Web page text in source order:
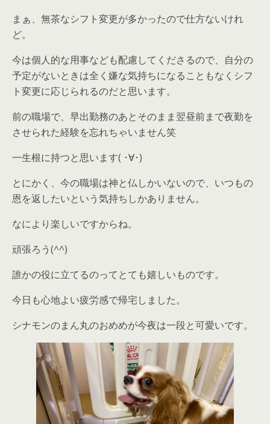
まぁ、無茶なシフト変更が多かったので仕方ないけれ
ど。
今は個人的な用事なども配慮してくださるので、自分の
予定がないときは全く嫌な気持ちになることもなくシフ
ト変更に応じられるのだと思います。
前の職場で、早出勤務のあとそのまま翌昼前まで夜勤を
させられた経験を忘れちゃいません笑
一生根に持つと思います( ･∀･)
とにかく、今の職場は神と仏しかいないので、いつもの
恩を返したいという気持ちしかありません。
なにより楽しいですからね。
頑張ろう(^^)
誰かの役に立てるのってとても嬉しいものです。
今日も心地よい疲労感で帰宅しました。
シナモンのまん丸のおめめが今夜は一段と可愛いです。